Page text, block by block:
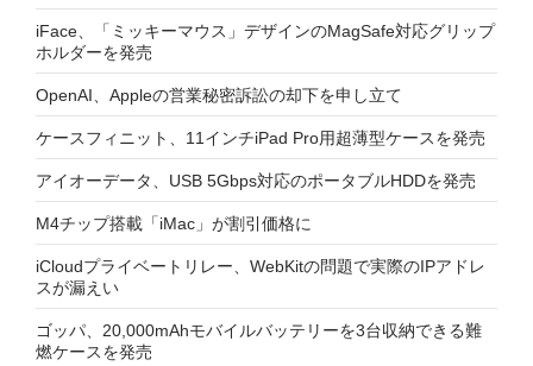
iFace、「ミッキーマウス」デザインのMagSafe対応グリップ
ホルダーを発売
OpenAI、Appleの営業秘密訴訟の却下を申し立て
ケースフィニット、11インチiPad Pro用超薄型ケースを発売
アイオーデータ、USB 5Gbps対応のポータブルHDDを発売
M4チップ搭載「iMac」が割引価格に
iCloudプライベートリレー、WebKitの問題で実際のIPアドレ
スが漏えい
ゴッパ、20,000mAhモバイルバッテリーを3台収納できる難
燃ケースを発売